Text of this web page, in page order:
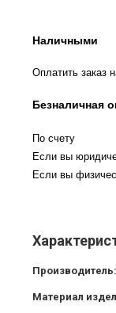
Наличными
Оплатить заказ
Безналичная
По счету
Если вы
Если вы
Производитель:
Материал